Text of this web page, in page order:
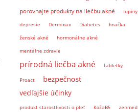
porovnajte produkty na liečbu akné
lupiny
depresie
Derminax Diabetes
hnačka
ženské akné
hormonálne akné
mentálne zdravie
prírodná liečba akné tabletky
Proact bezpečnosť
vedľajšie účinky
produkt starostlivosti o pleť KožaB5 zenmed